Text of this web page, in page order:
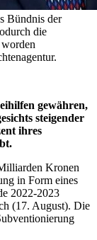
Bündnis der
die
gewähren,
steigender
ihres
Kronen
in Form eines
2022-2023
(17. August). Die